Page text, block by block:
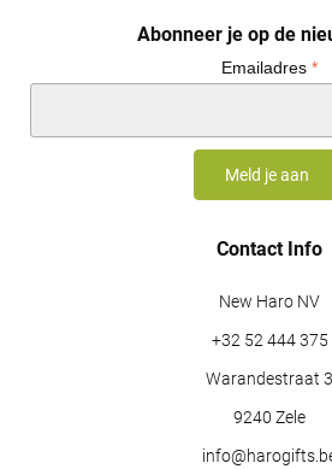
Abonneer je op de
Emailadres *
Contact Info
New Haro NV
+32 52 444 375
Warandestraat 3
9240 Zele